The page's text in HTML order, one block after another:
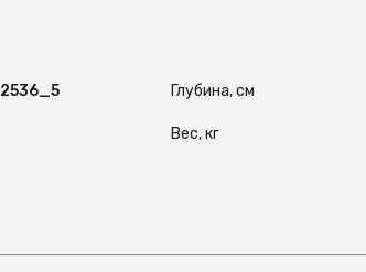
Глубина, см
Вес, кг